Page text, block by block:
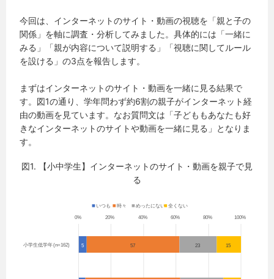
今回は、インターネットのサイト・動画の視聴を「親と子の
関係」を軸に調査・分析してみました。具体的には「一緒に
みる」「親が内容について説明する」「視聴に関してルール
を設ける」の3点を報告します。
まずはインターネットのサイト・動画を一緒に見る結果で
す。図1の通り、学年問わず約6割の親子がインターネット経
由の動画を見ています。なお質問文は「子どももあなたも好
きなインターネットのサイトや動画を一緒に見る」となりま
す。
図1. 【小中学生】インターネットのサイト・動画を親子で見
る